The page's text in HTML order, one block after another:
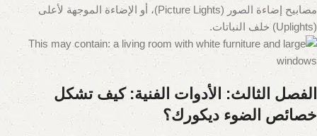
مصابيح إضاءة الصور (Picture Lights)، أو الإضاءة الموجهة لأعلى
(Uplights) خلف النباتات.
الفصل الثالث: الأدوات الفنية: كيف تشكل
خصائص الضوء ديكورك؟